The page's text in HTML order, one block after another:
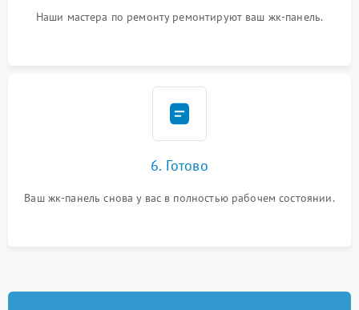
Наши мастера по ремонту ремонтируют ваш жк-панель.
6. Готово
Ваш жк-панель снова у вас в полностью рабочем состоянии.